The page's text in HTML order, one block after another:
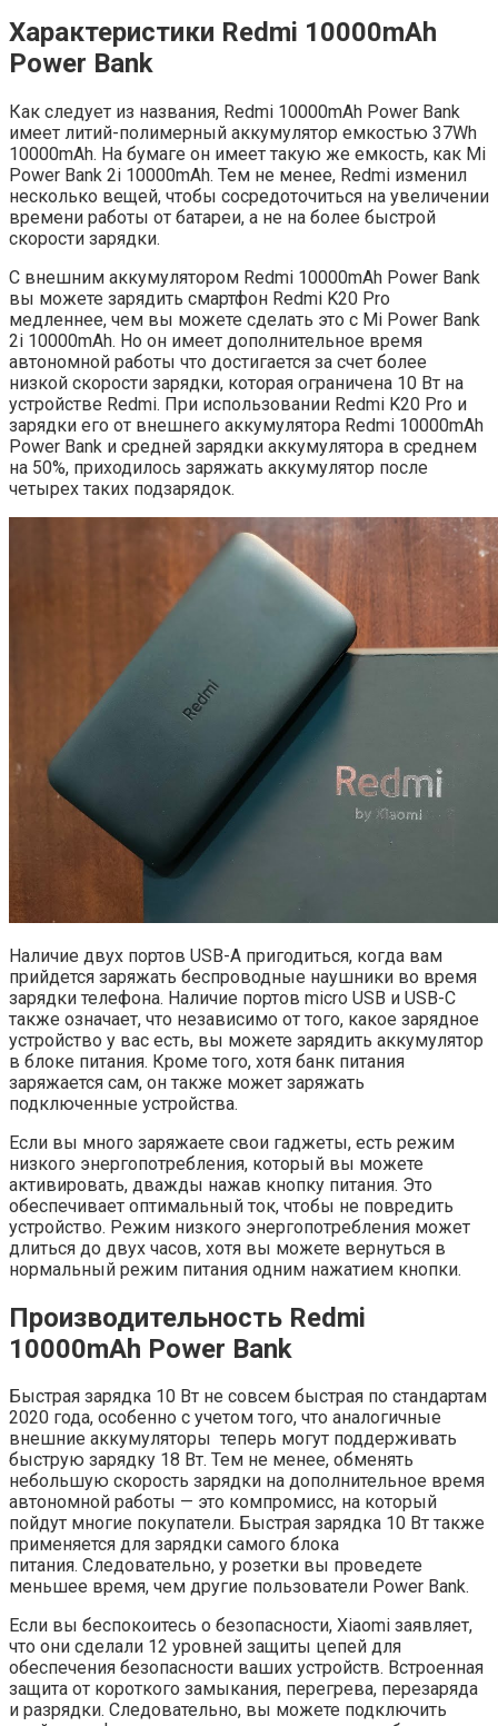
Характеристики Redmi 10000mAh
Power Bank
Как следует из названия, Redmi 10000mAh Power Bank
имеет литий-полимерный аккумулятор емкостью 37Wh
10000mAh. На бумаге он имеет такую ​​же емкость, как Mi
Power Bank 2i 10000mAh. Тем не менее, Redmi изменил
несколько вещей, чтобы сосредоточиться на увеличении
времени работы от батареи, а не на более быстрой
скорости зарядки.
С внешним аккумулятором Redmi 10000mAh Power Bank
вы можете зарядить смартфон Redmi K20 Pro
медленнее, чем вы можете сделать это с Mi Power Bank
2i 10000mAh. Но он имеет дополнительное время
автономной работы что достигается за счет более
низкой скорости зарядки, которая ограничена 10 Вт на
устройстве Redmi. При использовании Redmi K20 Pro и
зарядки его от внешнего аккумулятора Redmi 10000mAh
Power Bank и средней зарядки аккумулятора в среднем
на 50%, приходилось заряжать аккумулятор после
четырех таких подзарядок.
Наличие двух портов USB-A пригодиться, когда вам
прийдется заряжать беспроводные наушники во время
зарядки телефона. Наличие портов micro USB и USB-C
также означает, что независимо от того, какое зарядное
устройство у вас есть, вы можете зарядить аккумулятор
в блоке питания. Кроме того, хотя банк питания
заряжается сам, он также может заряжать
подключенные устройства.
Если вы много заряжаете свои гаджеты, есть режим
низкого энергопотребления, который вы можете
активировать, дважды нажав кнопку питания. Это
обеспечивает оптимальный ток, чтобы не повредить
устройство. Режим низкого энергопотребления может
длиться до двух часов, хотя вы можете вернуться в
нормальный режим питания одним нажатием кнопки.
Производительность Redmi
10000mAh Power Bank
Быстрая зарядка 10 Вт не совсем быстрая по стандартам
2020 года, особенно с учетом того, что аналогичные
внешние аккумуляторы теперь могут поддерживать
быструю зарядку 18 Вт. Тем не менее, обменять
небольшую скорость зарядки на дополнительное время
автономной работы — это компромисс, на который
пойдут многие покупатели. Быстрая зарядка 10 Вт также
применяется для зарядки самого блока
питания. Следовательно, у розетки вы проведете
меньшее время, чем другие пользователи Power Bank.
Если вы беспокоитесь о безопасности, Xiaomi заявляет,
что они сделали 12 уровней защиты цепей для
обеспечения безопасности ваших устройств. Встроенная
защита от короткого замыкания, перегрева, перезаряда
и разрядки. Следовательно, вы можете подключить